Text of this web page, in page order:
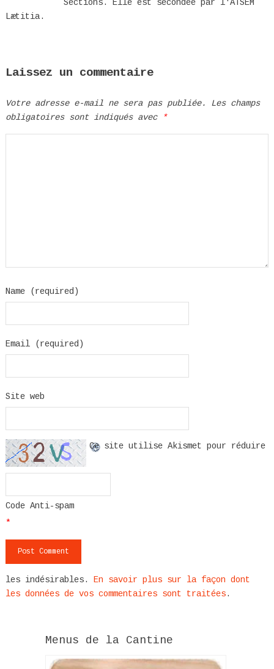
Sections. Elle est secondée par l'ATSEM
Lætitia.
Laissez un commentaire
Votre adresse e-mail ne sera pas publiée.
Les champs
obligatoires sont indiqués avec
*
Name (required)
Email (required)
Site web
Code Anti-spam
*
Ce site utilise Akismet pour réduire
les indésirables.
En savoir plus sur la façon dont
les données de vos commentaires sont traitées.
Menus de la Cantine